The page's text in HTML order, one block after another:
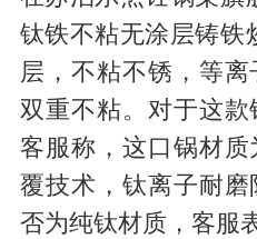
钛铁不粘无涂层铸铁
层，不粘不锈，等
双重不粘。对于这款
客服称，这口锅材
覆技术，钛离子耐
否为纯钛材质，客服